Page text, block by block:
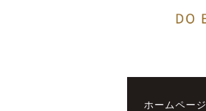
ホームページ